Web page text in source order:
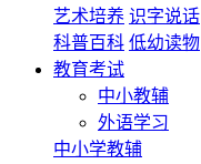
艺术培养 识字说话
科普百科 低幼读物
教育考试
中小教辅
外语学习
中小学教辅